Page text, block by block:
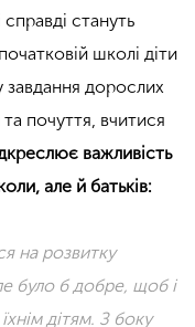
стануть
школі діти
завдання дорослих
почуття, вчитися
важливість
але й батьків:
на розвитку
було б добре, щоб і
дітям. З боку